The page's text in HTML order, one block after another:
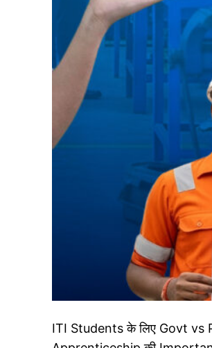
ITI Students के लिए Govt vs